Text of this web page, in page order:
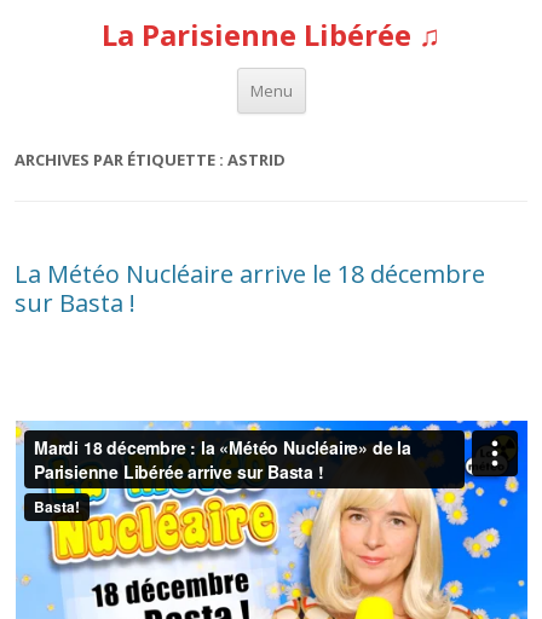
La Parisienne Libérée ♫
Menu
Aller au contenu
ARCHIVES PAR ÉTIQUETTE : ASTRID
La Météo Nucléaire arrive le 18 décembre
sur Basta !